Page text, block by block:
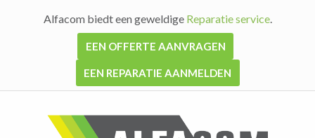
Alfacom biedt een geweldige Reparatie service.
EEN OFFERTE AANVRAGEN
EEN REPARATIE AANMELDEN